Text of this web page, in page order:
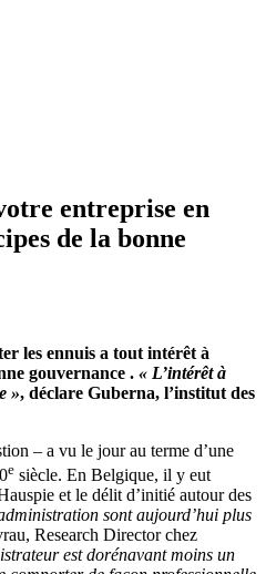
entreprise en
de la bonne
les ennuis a tout intérêt à
gouvernance . « L’intérêt à
», déclare Guberna, l’institut des
– a vu le jour au terme d’une
e siècle. En Belgique, il y eut
et le délit d’initié autour des
sont aujourd’hui plus
Research Director chez
est dorénavant moins un